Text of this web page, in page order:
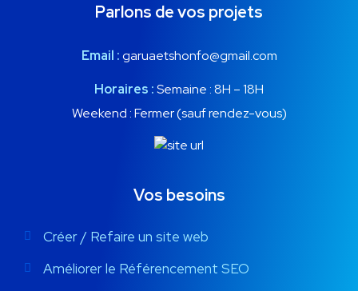
Parlons de vos projets
Email :garuaetshonfo@gmail.com
Horaires :Semaine : 8H – 18H
Weekend : Fermer (sauf rendez-vous)
Vos besoins
Créer / Refaire un site web
Améliorer le Référencement SEO